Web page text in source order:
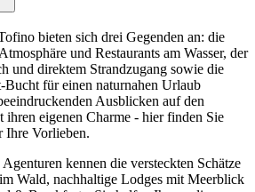
bieten sich drei Gegenden an: die
und Restaurants am Wasser, der
und direktem Strandzugang sowie die
für einen naturnahen Urlaub
Ausblicken auf den
ihren eigenen Charme - hier finden Sie
Ihre Vorlieben.
kennen die versteckten Schätze
Wald, nachhaltige Lodges mit Meerblick